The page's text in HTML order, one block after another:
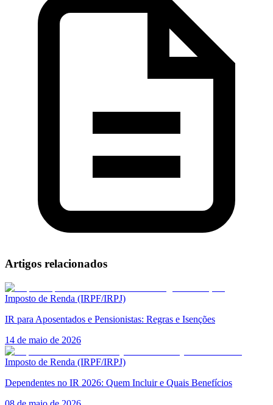
Artigos relacionados
Imposto de Renda (IRPF/IRPJ)
IR para Aposentados e Pensionistas: Regras e Isenções
14 de maio de 2026
Imposto de Renda (IRPF/IRPJ)
Dependentes no IR 2026: Quem Incluir e Quais Benefícios